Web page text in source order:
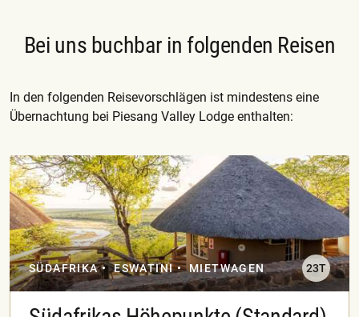
Bei uns buchbar in folgenden Reisen
In den folgenden Reisevorschlägen ist mindestens eine
Übernachtung bei Piesang Valley Lodge enthalten:
SÜDAFRIKA ESWATINI MIETWAGEN 23T